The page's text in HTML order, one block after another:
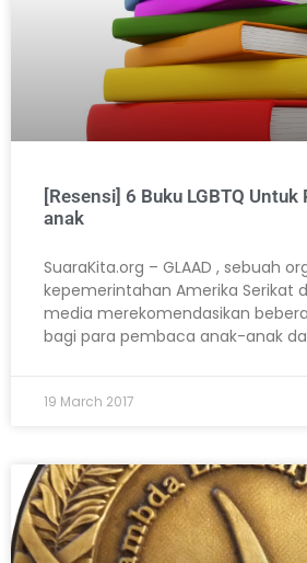
[Resensi] 6 Buku LGBTQ
anak
SuaraKita.org – GLAAD , sebuah
kepemerintahan Amerika Serikat
media merekomendasikan
bagi para pembaca anak-anak
19 March 2017